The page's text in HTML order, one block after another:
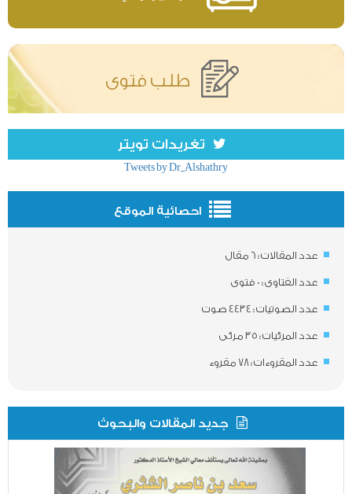
طلب فتوى
تغريدات تويتر
Tweets by Dr_Alshathry
احصائية الموقع
عدد المقالات : 6 مقال
عدد الفتاوى : 0 فتوى
عدد الصوتيات : 4434 صوت
عدد المرئيات : 35 مرئى
عدد المقروءات : 78 مقروء
جديد المقالات والبحوث